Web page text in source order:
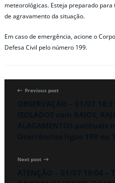
meteorológicas. Esteja preparado
de agravamento da situação.
Em caso de emergência, acione o
Defesa Civil pelo número 199.
Previous post
Next post